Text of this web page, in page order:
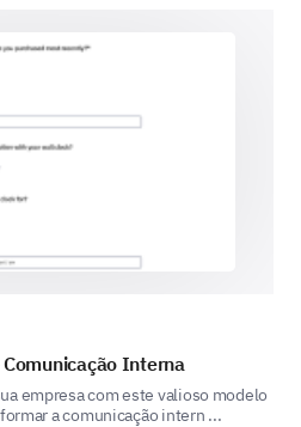
Interna
empresa com este valioso modelo
a comunicação intern ...